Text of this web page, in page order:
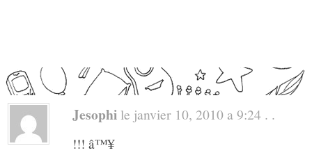
Jesophi le janvier 10, 2010 a 9:24 . .
!!! â™¥